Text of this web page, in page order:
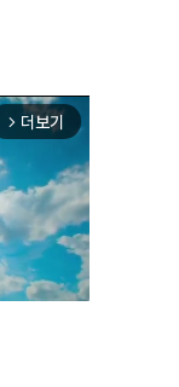
arrow_forward_ios 더보기